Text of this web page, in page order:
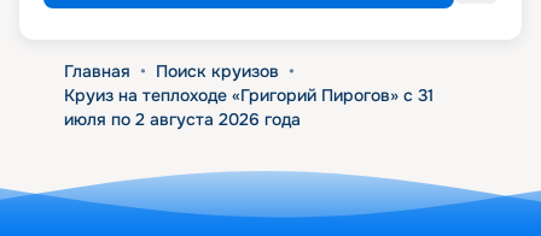
Главная • Поиск круизов •
Круиз на теплоходе «Григорий Пирогов» с 31
июля по 2 августа 2026 года